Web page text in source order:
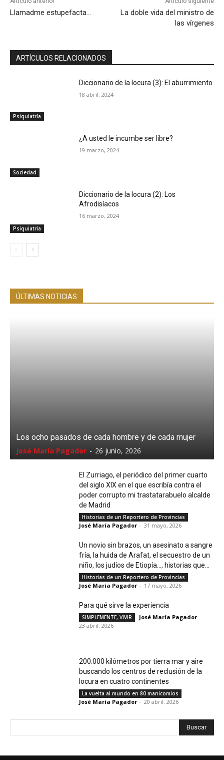
Llamadme estupefacta…
La doble vida del ministro de
las vírgenes
ARTÍCULOS RELACIONADOS
Psiquiatría
Diccionario de la locura (3): El aburrimiento
18 abril, 2024
Sociedad
¿A usted le incumbe ser libre?
19 marzo, 2024
Psiquiatría
Diccionario de la locura (2): Los
Afrodisíacos
16 marzo, 2024
ÚLTIMAS NOTICIAS
Los ocho pasados de cada hombre y de cada mujer
José María Pagador - 26 junio, 2026
El Zurriago, el periódico del primer cuarto
del siglo XIX en el que escribía contra el
poder corrupto mi trastatarabuelo alcalde
de Madrid
Historias de un Reportero de Provincias
José María Pagador - 31 mayo, 2026
Un novio sin brazos, un asesinato a sangre
fría, la huida de Arafat, el secuestro de un
niño, los judíos de Etiopía…, historias que...
Historias de un Reportero de Provincias
José María Pagador - 17 mayo, 2026
Para qué sirve la experiencia
SIMPLEMENTE, VIVIR José María Pagador -
23 abril, 2026
200.000 kilómetros por tierra mar y aire
buscando los centros de reclusión de la
locura en cuatro continentes
La vuelta al mundo en 80 manicomios
José María Pagador - 20 abril, 2026
Buscar